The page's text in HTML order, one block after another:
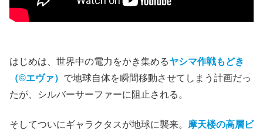
はじめは、世界中の電力をかき集めるヤシマ作戦もどき
（©エヴァ） で地球自体を瞬間移動させてしまう計画だっ
たが、シルバーサーファーに阻止される。
そしてついにギャラクタスが地球に襲来。 摩天楼の高層ビ